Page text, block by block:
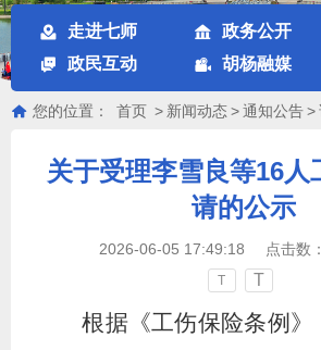
走进七师 政务公开
政民互动
胡杨融媒
您的位置： 首页 > 新闻动态>通知公告>
关于受理李雪良等16人
请的公示
2026-06-05 17:49:18 点击数：
T T
根据《工伤保险条例